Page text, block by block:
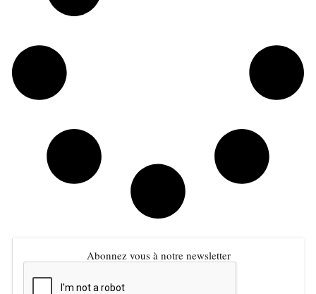
Abonnez vous à notre newsletter